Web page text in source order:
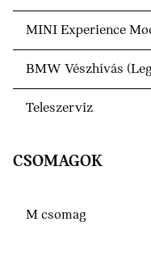
MINI Experience
BMW Vészhívás
Teleszerviz
CSOMAGOK
M csomag